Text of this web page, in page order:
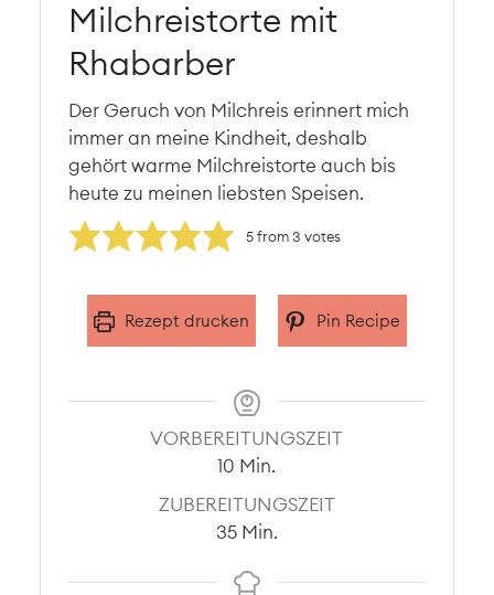
Milchreistorte mit
Rhabarber
Der Geruch von Milchreis erinnert mich
immer an meine Kindheit, deshalb
gehört warme Milchreistorte auch bis
heute zu meinen liebsten Speisen.
5from3 votes
Rezept drucken Pin Recipe
VORBEREITUNGSZEIT
10 Minuten
Min.
ZUBEREITUNGSZEIT
35Minuten
Min.